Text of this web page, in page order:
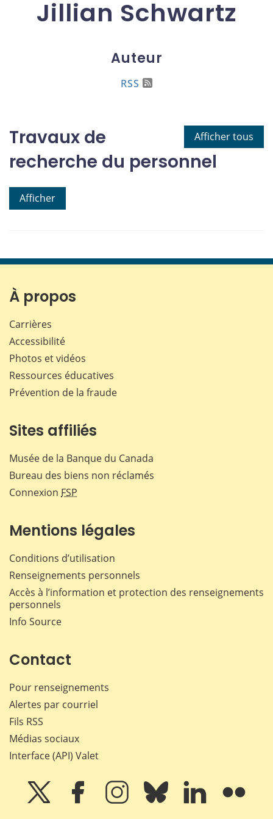
Jillian Schwartz
Auteur
RSS
Afficher tous
Travaux de
recherche du personnel
Afficher
À propos
Carrières
Accessibilité
Photos et vidéos
Ressources éducatives
Prévention de la fraude
Sites affiliés
Musée de la Banque du Canada
Bureau des biens non réclamés
Connexion FSP
Mentions légales
Conditions d’utilisation
Renseignements personnels
Accès à l’information et protection des renseignements
personnels
Info Source
Contact
Pour renseignements
Alertes par courriel
Fils RSS
Médias sociaux
Interface (API) Valet